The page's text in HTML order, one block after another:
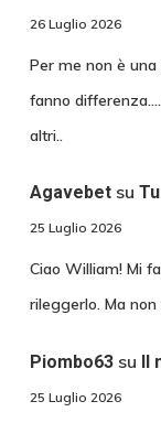
26 Luglio 2026
Per me non è una
fanno
altri..
Agavebetsu
25 Luglio 2026
Ciao William! Mi
rileggerlo. Ma
Piombo63su Il
25 Luglio 2026